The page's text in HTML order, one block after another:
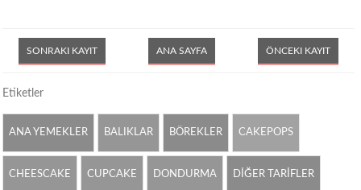
SONRAKI KAYIT ÖNCEKI KAYIT
ANA SAYFA
Etiketler
ANA YEMEKLER BALIKLAR BÖREKLER CAKEPOPS
CHEESCAKE CUPCAKE DONDURMA DİĞER TARİFLER